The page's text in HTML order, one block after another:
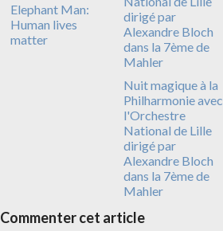
Elephant Man:
Human lives
matter
Nuit magique à la
Philharmonie avec
l'Orchestre
National de Lille
dirigé par
Alexandre Bloch
dans la 7ème de
Mahler
Commenter cet article